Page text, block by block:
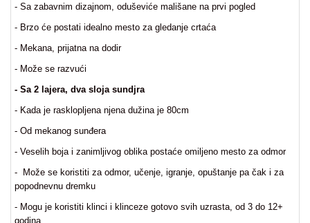
Basta
kutak
Godina
za
kapije
Sve
kategorije
- Sa zabavnim dizajnom, oduševiće mališane na prvi pogled
- Brzo će postati idealno mesto za gledanje crtaća
- Mekana, prijatna na dodir
- Može se razvući
- Sa 2 lajera, dva sloja sundjra
- Kada je rasklopljena njena dužina je 80cm
- Od mekanog sunđera
- Veselih boja i zanimljivog oblika postaće omiljeno mesto za odmor
- Može se koristiti za odmor, učenje, igranje, opuštanje pa čak i za
popodnevnu dremku
- Mogu je koristiti klinci i klinceze gotovo svih uzrasta, od 3 do 12+
godina